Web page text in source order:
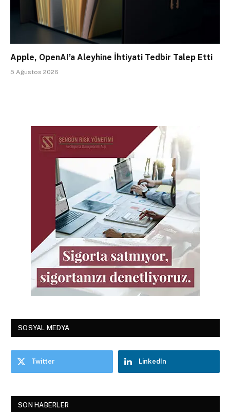
Apple, OpenAI’a Aleyhine İhtiyati Tedbir Talep Etti
5 Ağustos 2026
SOSYAL MEDYA
Twitter LinkedIn
SON HABERLER